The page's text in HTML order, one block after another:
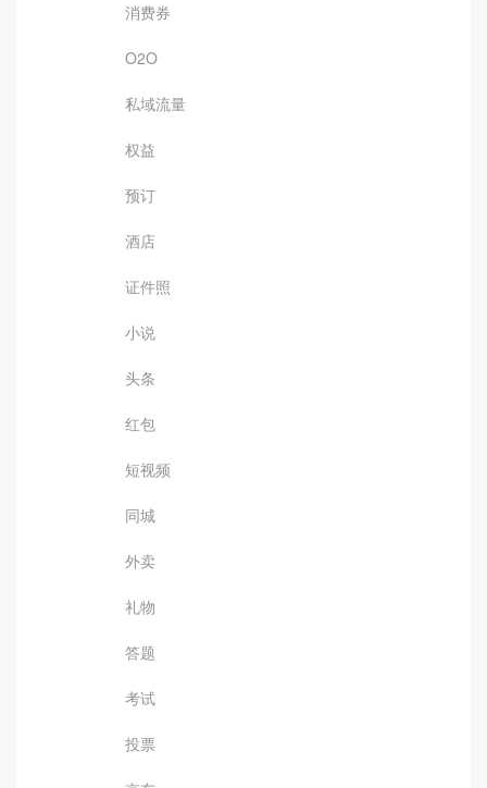
消费券
O2O
私域流量
权益
预订
酒店
证件照
小说
头条
红包
短视频
同城
外卖
礼物
答题
考试
投票